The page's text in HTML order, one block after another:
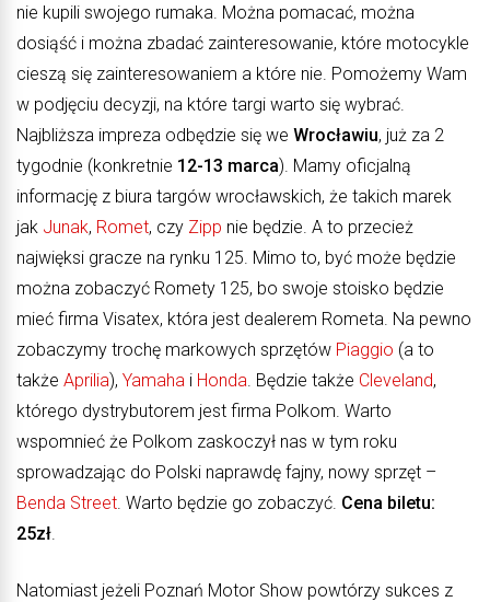
nie kupili swojego rumaka. Można pomacać, można
dosiąść i można zbadać zainteresowanie, które motocykle
cieszą się zainteresowaniem a które nie. Pomożemy Wam
w podjęciu decyzji, na które targi warto się wybrać.
Najbliższa impreza odbędzie się we Wrocławiu, już za 2
tygodnie (konkretnie 12-13 marca). Mamy oficjalną
informację z biura targów wrocławskich, że takich marek
jak Junak, Romet, czy Zipp nie będzie. A to przecież
najwięksi gracze na rynku 125. Mimo to, być może będzie
można zobaczyć Romety 125, bo swoje stoisko będzie
mieć firma Visatex, która jest dealerem Rometa. Na pewno
zobaczymy trochę markowych sprzętów Piaggio (a to
także Aprilia), Yamaha i Honda. Będzie także Cleveland,
którego dystrybutorem jest firma Polkom. Warto
wspomnieć że Polkom zaskoczył nas w tym roku
sprowadzając do Polski naprawdę fajny, nowy sprzęt –
Benda Street. Warto będzie go zobaczyć. Cena biletu:
25zł.
Natomiast jeżeli Poznań Motor Show powtórzy sukces z